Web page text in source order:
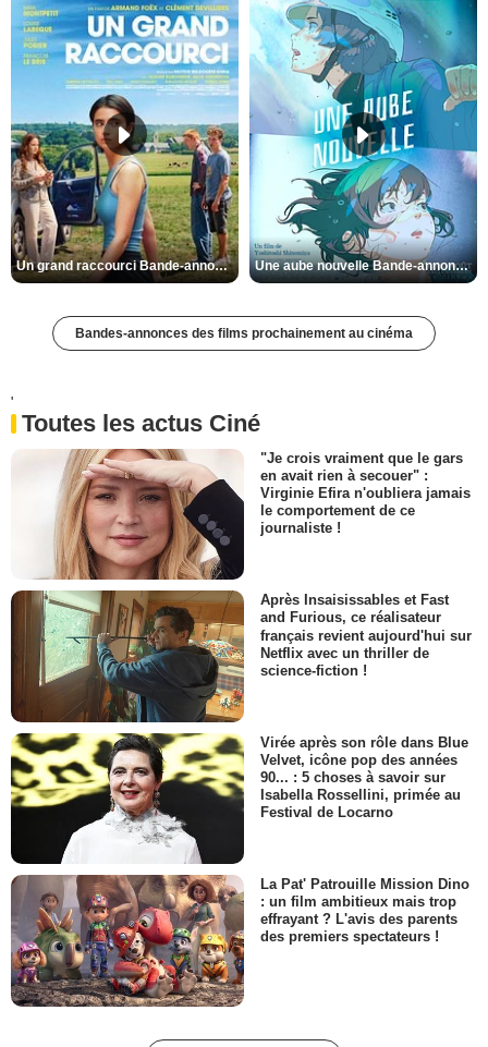
Un grand raccourci Bande-annonce VF Une aube nouvelle Bande-annonce VO STFR
Bandes-annonces des films prochainement au cinéma
'
Toutes les actus Ciné
"Je crois vraiment que le gars
en avait rien à secouer" :
Virginie Efira n'oubliera jamais
le comportement de ce
journaliste !
Après Insaisissables et Fast
and Furious, ce réalisateur
français revient aujourd'hui sur
Netflix avec un thriller de
science-fiction !
Virée après son rôle dans Blue
Velvet, icône pop des années
90... : 5 choses à savoir sur
Isabella Rossellini, primée au
Festival de Locarno
La Pat' Patrouille Mission Dino
: un film ambitieux mais trop
effrayant ? L'avis des parents
des premiers spectateurs !